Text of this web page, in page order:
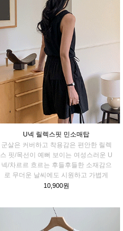
U넥 릴렉스핏 민소매탑
군살은 커버하고 착용감은 편안한 릴렉
스 핏/목선이 예뻐 보이는 여성스러운 U
넥/차르르 흐르는 후들후들한 소재감으
로 무더운 날씨에도 시원하고 가볍게
10,900원